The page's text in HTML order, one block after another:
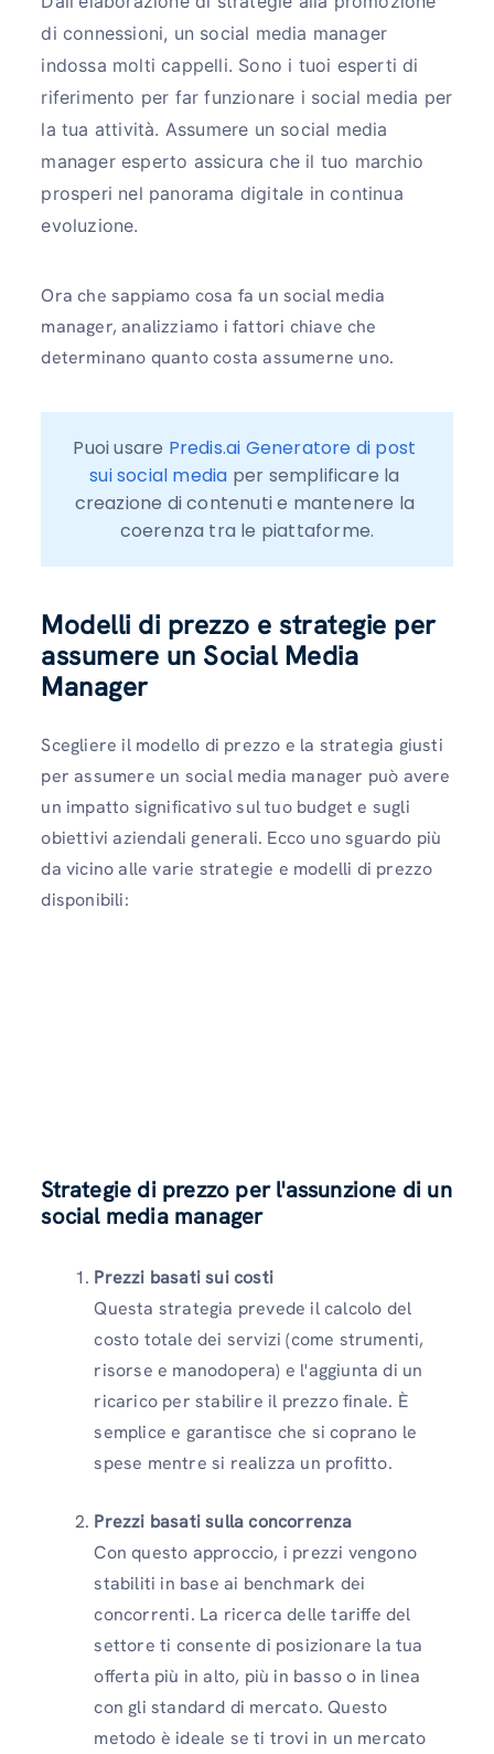
di connessioni, un social media manager
indossa molti cappelli. Sono i tuoi esperti di
riferimento per far funzionare i social media per
la tua attività. Assumere un social media
manager esperto assicura che il tuo marchio
prosperi nel panorama digitale in continua
evoluzione.
Ora che sappiamo cosa fa un social media
manager, analizziamo i fattori chiave che
determinano quanto costa assumerne uno.
Puoi usare Predis.ai Generatore di post
sui social media per semplificare la
creazione di contenuti e mantenere la
coerenza tra le piattaforme.
Modelli di prezzo e strategie per
assumere un Social Media
Manager
Scegliere il modello di prezzo e la strategia giusti
per assumere un social media manager può avere
un impatto significativo sul tuo budget e sugli
obiettivi aziendali generali. Ecco uno sguardo più
da vicino alle varie strategie e modelli di prezzo
disponibili:
Strategie di prezzo per l'assunzione di un
social media manager
Prezzi basati sui costi
Questa strategia prevede il calcolo del
costo totale dei servizi (come strumenti,
risorse e manodopera) e l'aggiunta di un
ricarico per stabilire il prezzo finale. È
semplice e garantisce che si coprano le
spese mentre si realizza un profitto.
Prezzi basati sulla concorrenza
Con questo approccio, i prezzi vengono
stabiliti in base ai benchmark dei
concorrenti. La ricerca delle tariffe del
settore ti consente di posizionare la tua
offerta più in alto, più in basso o in linea
con gli standard di mercato. Questo
metodo è ideale se ti trovi in ​​un mercato